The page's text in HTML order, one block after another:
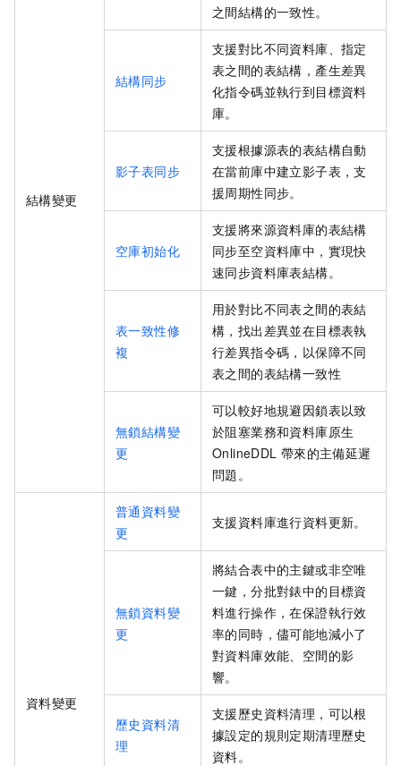
結構變更
之間結構的一致性。
結構同步
支援對比不同資料庫、指定
表之間的表結構，產生差異
化指令碼並執行到目標資料
庫。
影子表同步
支援根據源表的表結構自動
在當前庫中建立影子表，支
援周期性同步。
空庫初始化
支援將來源資料庫的表結構
同步至空資料庫中，實現快
速同步資料庫表結構。
表一致性修
複
用於對比不同表之間的表結
構，找出差異並在目標表執
行差異指令碼，以保障不同
表之間的表結構一致性
無鎖結構變
更
可以較好地規避因鎖表以致
於阻塞業務和資料庫原生
OnlineDDL 帶來的主備延遲
問題。
資料變更
普通資料變
更
支援資料庫進行資料更新。
無鎖資料變
更
將結合表中的主鍵或非空唯
一鍵，分批對錶中的目標資
料進行操作，在保證執行效
率的同時，儘可能地減小了
對資料庫效能、空間的影
響。
歷史資料清
理
支援歷史資料清理，可以根
據設定的規則定期清理歷史
資料。